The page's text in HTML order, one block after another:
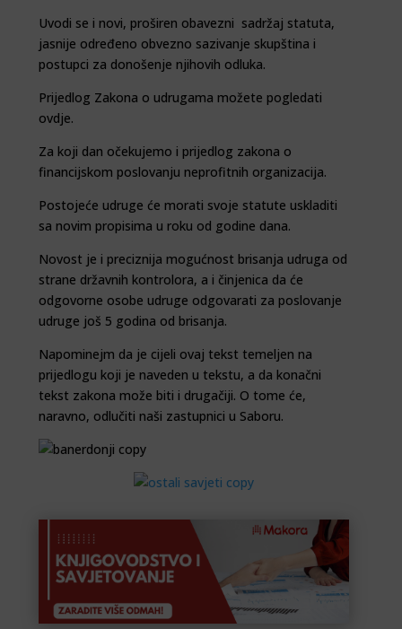
Uvodi se i novi, proširen obavezni sadržaj statuta,
jasnije određeno obvezno sazivanje skupština i
postupci za donošenje njihovih odluka.
Prijedlog Zakona o udrugama možete pogledati
ovdje.
Za koji dan očekujemo i prijedlog zakona o
financijskom poslovanju neprofitnih organizacija.
Postojeće udruge će morati svoje statute uskladiti
sa novim propisima u roku od godine dana.
Novost je i preciznija mogućnost brisanja udruga od
strane državnih kontrolora, a i činjenica da će
odgovorne osobe udruge odgovarati za poslovanje
udruge još 5 godina od brisanja.
Napominejm da je cijeli ovaj tekst temeljen na
prijedlogu koji je naveden u tekstu, a da konačni
tekst zakona može biti i drugačiji. O tome će,
naravno, odlučiti naši zastupnici u Saboru.